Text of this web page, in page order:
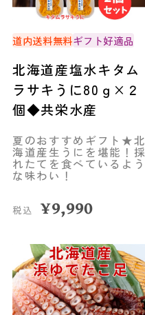
道内送料無料ギフト好適品
北海道産塩水キタム
ラサキうに80ｇ×２
個◆共栄水産
夏のおすすめギフト★北
海道産生うにを堪能！採
れたてを食べているよう
な味わい！
税込 ¥9,990